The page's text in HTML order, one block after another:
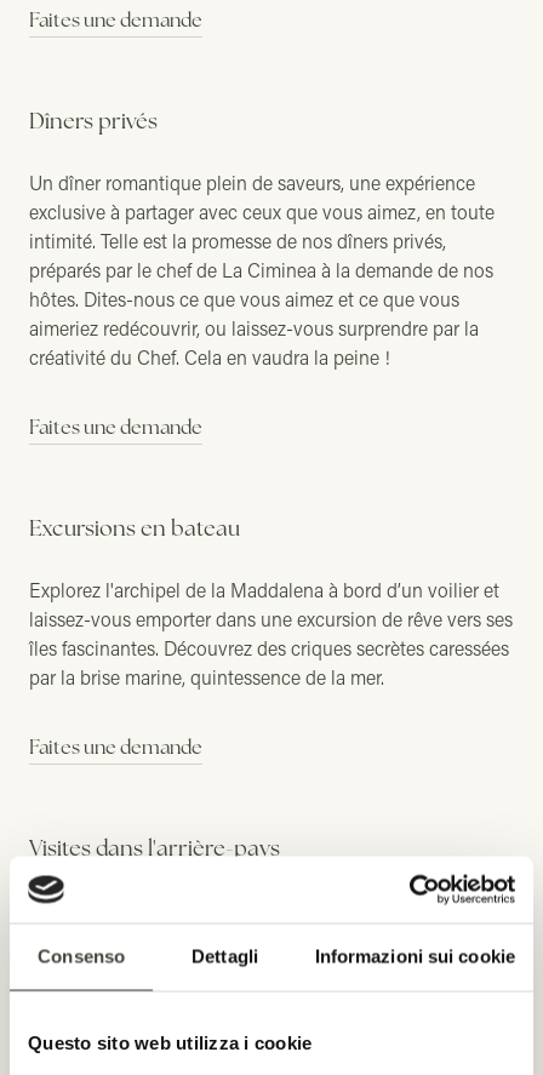
Consenso Dettagli Informazioni sui cookie
Questo sito web utilizza i cookie
Faites une demande
Dîners privés
Un dîner romantique plein de saveurs, une expérience
exclusive à partager avec ceux que vous aimez, en toute
intimité. Telle est la promesse de nos dîners privés,
préparés par le chef de La Ciminea à la demande de nos
hôtes. Dites-nous ce que vous aimez et ce que vous
aimeriez redécouvrir, ou laissez-vous surprendre par la
créativité du Chef. Cela en vaudra la peine !
Faites une demande
Excursions en bateau
Explorez l'archipel de la Maddalena à bord d’un voilier et
laissez-vous emporter dans une excursion de rêve vers ses
îles fascinantes. Découvrez des criques secrètes caressées
par la brise marine, quintessence de la mer.
Faites une demande
Visites dans l'arrière-pays
Pénétrez au cœur de l'Alta Gallura avec des visites
chênes et les traditions prêtées à la légende. Ou rejoignez
Barbagia, au-delà des montagnes de Nuoro, pour plonger
également visiter La Maddalena et Caprera par voie